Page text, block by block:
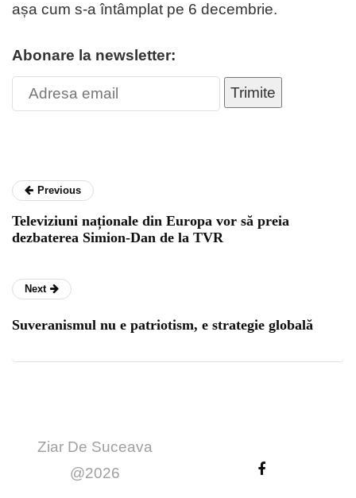
așa cum s-a întâmplat pe 6 decembrie.
Abonare la newsletter:
Trimite
Previous
Televiziuni naționale din Europa vor să preia
dezbaterea Simion-Dan de la TVR
Next
Suveranismul nu e patriotism, e strategie globală
Ziar De Suceava
@2026